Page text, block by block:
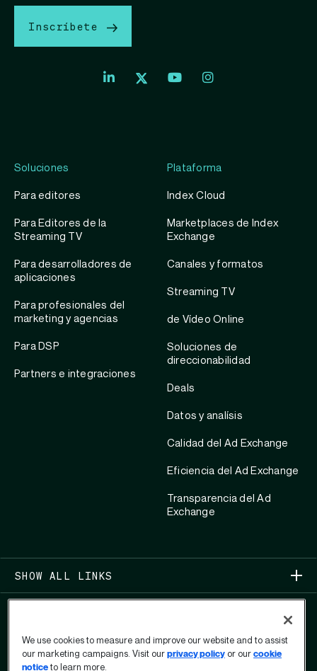
Soluciones
Para editores
Para Editores de la
Streaming TV
Para desarrolladores de
aplicaciones
Para profesionales del
marketing y agencias
Para DSP
Partners e integraciones
Plataforma
Index Cloud
Marketplaces de Index
Exchange
Canales y formatos
Streaming TV
de Vídeo Online
Soluciones de
direccionabilidad
Deals
Datos y analísis
Calidad del Ad Exchange
Eficiencia del Ad Exchange
Transparencia del Ad
Exchange
SHOW ALL LINKS
Inscríbete
IndexIndex
We use cookies to measure and improve our website and to assist
our marketing campaigns. Visit our privacy policy or ourcookie
noticeto learn more.